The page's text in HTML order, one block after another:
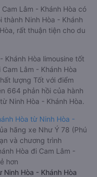
Lâm - Khánh Hòa có
Ninh Hòa - Khánh
rất thuận tiện cho du
Khánh Hòa limousine tốt
Lâm - Khánh Hòa
lượng Tốt với điểm
664 phản hồi của hành
Ninh Hòa - Khánh Hòa.
Hòa từ Ninh Hòa -
hãng xe Như Ý 78 (Phú
và chương trình
Hòa đi Cam Lâm -
hơn
Hòa - Khánh Hòa